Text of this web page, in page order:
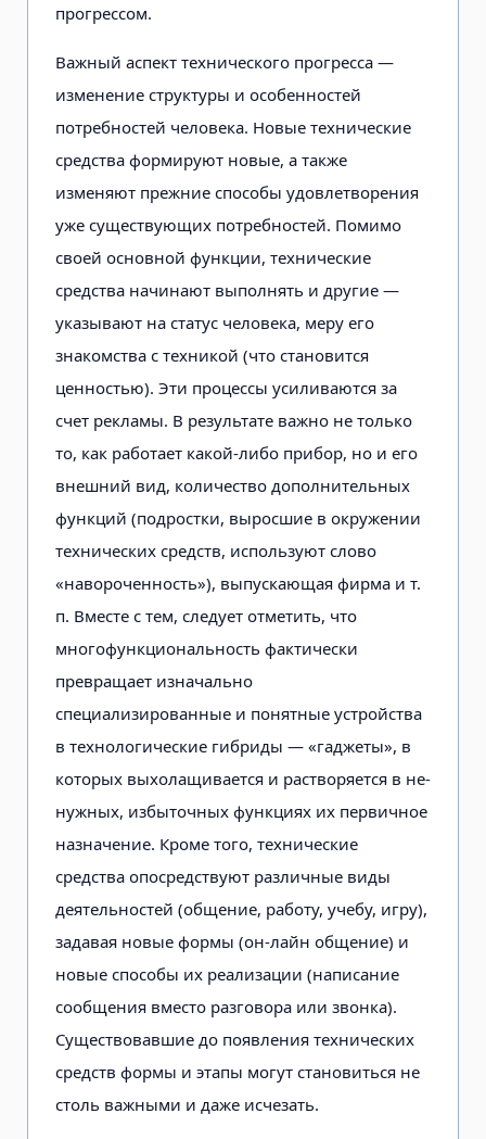
прогрессом.
Важный аспект технического про­гресса —
изменение структуры и осо­бенностей
потребностей человека. Новые технические
средства форми­руют новые, а также
изменяют пре­жние способы удовлетворения
уже существующих потребностей. Помимо
своей основной функции, техничес­кие
средства начинают выполнять и другие —
указывают на статус челове­ка, меру его
знакомства с техникой (что становится
ценностью). Эти процессы усиливаются за
счет рекламы. В результате важно не только
то, как ра­ботает какой-либо прибор, но и его
внешний вид, количество дополнительных
функций (подростки, вырос­шие в окружении
технических средств, используют слово
«навороченность»), выпускающая фирма и т.
п. Вместе с тем, следует отметить, что
многофун­кциональность фактически
превраща­ет изначально
специализированные и понятные устройства
в технологичес­кие гибриды — «гаджеты», в
которых выхолащивается и растворяется в не­
нужных, избыточных функциях их первичное
назначение. Кроме того, технические
средства опосредствуют различные виды
деятельностей (обще­ние, работу, учебу, игру),
задавая но­вые формы (он-лайн общение) и
но­вые способы их реализации (написа­ние
сообщения вместо разговора или звонка).
Существовавшие до появле­ния технических
средств формы и эта­пы могут становиться не
столь важны­ми и даже исчезать.